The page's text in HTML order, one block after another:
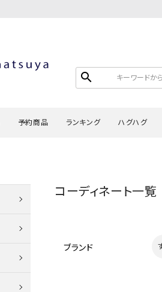
search
予約商品 ランキング ハグハグ
タンクトップ・キャミソール
シャツ・ブ
コーディネート一覧
ブランド